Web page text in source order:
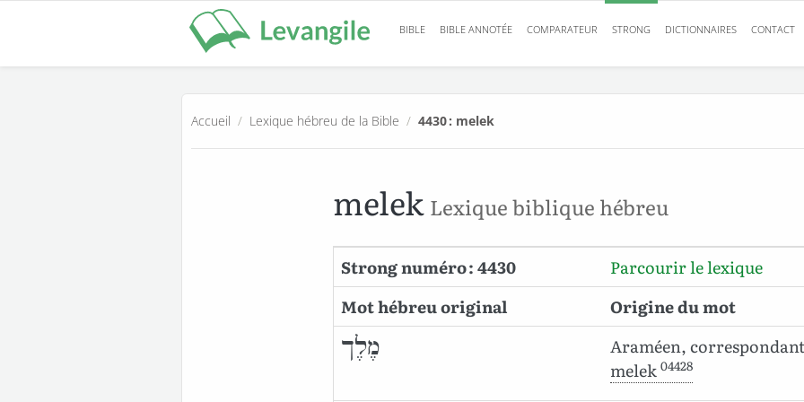
BIBLE BIBLE ANNOTÉE COMPARATEUR STRONG DICTIONNAIRES CONTACT
Accueil / Lexique hébreu de la Bible / 4430 : melek
melek Lexique biblique hébreu
Strong numéro : 4430
Parcourir le lexique
Mot hébreu original
Origine du mot
מֶלֶך
Araméen,
melek 04428